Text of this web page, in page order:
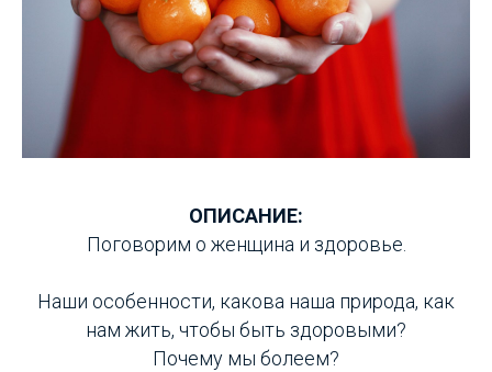
ОПИСАНИЕ:
Поговорим о женщина и здоровье.
Наши особенности, какова наша природа, как
нам жить, чтобы быть здоровыми?
Почему мы болеем?